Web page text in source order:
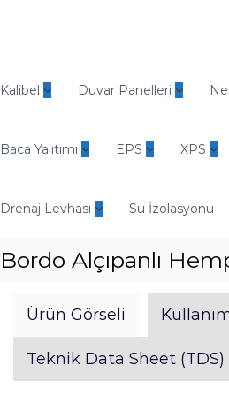
e
d
E
ü
t
Kalibel Duvar Panelleri
Baca Yalıtımı EPS XPS
Drenaj Levhası Su İzolasyonu
Bordo Alçıpanlı
Ürün Görseli
Teknik Data Sheet (TDS)